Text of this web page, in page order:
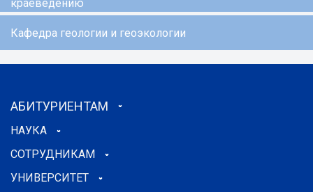
краеведению
Кафедра геологии и геоэкологии
АБИТУРИЕНТАМ
НАУКА
СОТРУДНИКАМ
УНИВЕРСИТЕТ